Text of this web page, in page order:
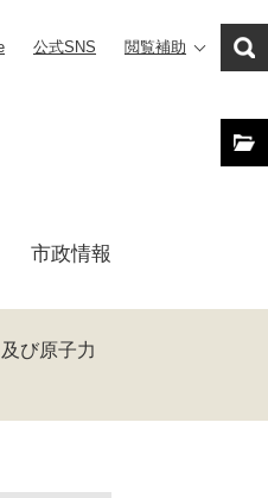
公式SNS 閲覧補助
市政情報
び原子力